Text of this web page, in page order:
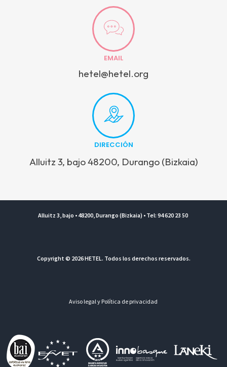
EMAIL
hetel@hetel.org
DIRECCIÓN
Alluitz 3, bajo 48200, Durango (Bizkaia)
Alluitz 3, bajo • 48200, Durango (Bizkaia) • Tel: 94 620 23 50
Copyright © 2026 HETEL. Todos los derechos reservados.
Aviso legal y Política de privacidad